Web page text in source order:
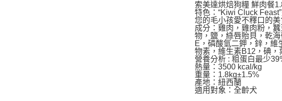
索美達烘焙狗糧 鮮肉餐
特色：“Kiwi Cluck
您的毛小孩愛不釋口的美
成分：雞肉，雞肉粉，
物，鹽，綠唇貽貝，乾
E，磷酸氫二鉀，鋅，
物素，維生素B12，碘，
營養分析 : 粗蛋白最少
熱量：3500 kcal/kg
重量：1.8kg±1.5%
產地：紐西蘭
適用對象：全齡犬